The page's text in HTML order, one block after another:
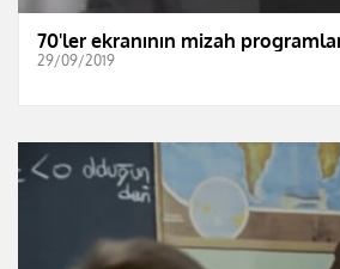
70'ler ekranının mizah
29/09/2019